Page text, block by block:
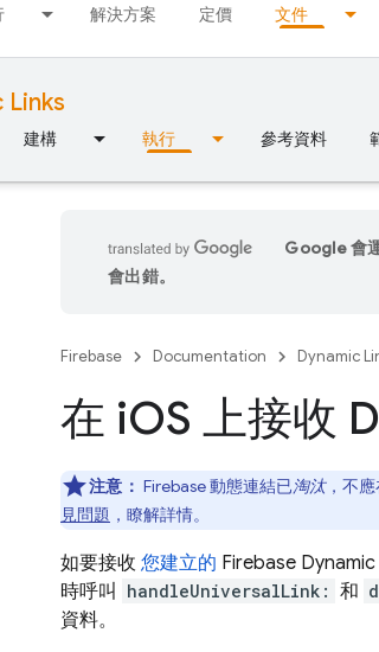
解決方案 定價 文件
Links
建構 執行 參考資料
Google 會
會出錯。
Firebase Documentation Dynamic
在 iOS 上接收
注意： Firebase 動態連結已淘汰，不
見問題 ，瞭解詳情。
如要接收 您建立的 Firebase Dynamic
時呼叫
handleUniversalLink: 和
資料。